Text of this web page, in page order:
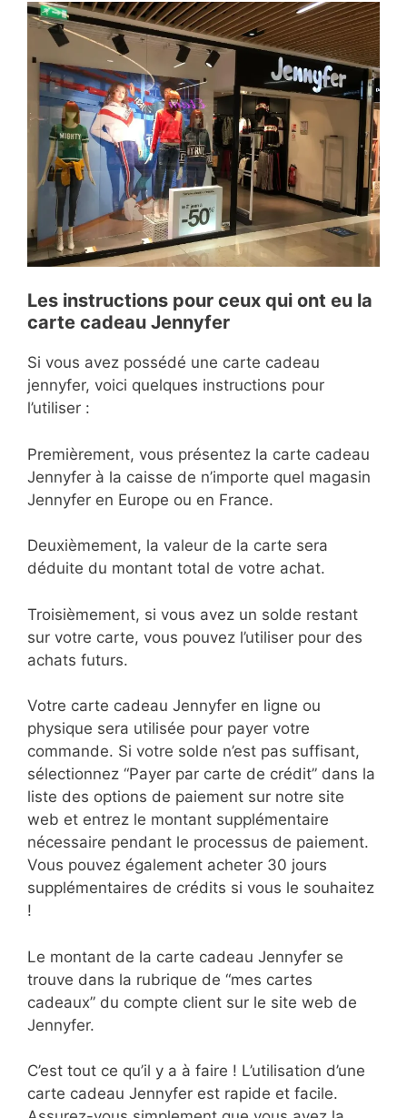
Les instructions pour ceux qui ont eu la
carte cadeau Jennyfer
Si vous avez possédé une carte cadeau
jennyfer, voici quelques instructions pour
l’utiliser :
Premièrement, vous présentez la carte cadeau
Jennyfer à la caisse de n’importe quel magasin
Jennyfer en Europe ou en France.
Deuxièmement, la valeur de la carte sera
déduite du montant total de votre achat.
Troisièmement, si vous avez un solde restant
sur votre carte, vous pouvez l’utiliser pour des
achats futurs.
Votre carte cadeau Jennyfer en ligne ou
physique sera utilisée pour payer votre
commande. Si votre solde n’est pas suffisant,
sélectionnez “Payer par carte de crédit” dans la
liste des options de paiement sur notre site
web et entrez le montant supplémentaire
nécessaire pendant le processus de paiement.
Vous pouvez également acheter 30 jours
supplémentaires de crédits si vous le souhaitez
!
Le montant de la carte cadeau Jennyfer se
trouve dans la rubrique de “mes cartes
cadeaux” du compte client sur le site web de
Jennyfer.
C’est tout ce qu’il y a à faire ! L’utilisation d’une
carte cadeau Jennyfer est rapide et facile.